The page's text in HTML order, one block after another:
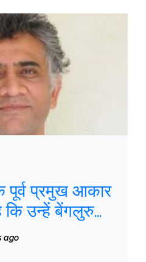
पूर्व प्रमुख आकार
कि उन्हें बेंगलुरु
जाने की
ago